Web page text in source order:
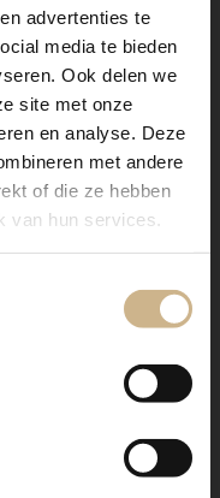
advertenties te
media te bieden
Ook delen we
site met onze
en analyse. Deze
met andere
of die ze hebben
van hun services.
op vaste plek,